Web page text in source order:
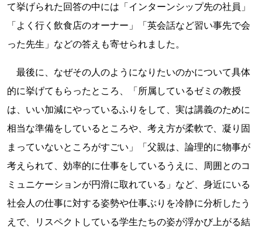
て挙げられた回答の中には「インターンシップ先の社員」
「よく行く飲食店のオーナー」「英会話など習い事先で会
った先生」などの答えも寄せられました。
最後に、なぜその人のようになりたいのかについて具体
的に挙げてもらったところ、「所属しているゼミの教授
は、いい加減にやっているふりをして、実は講義のために
相当な準備をしているところや、考え方が柔軟で、凝り固
まっていないところがすごい」「父親は、論理的に物事が
考えられて、効率的に仕事をしているうえに、周囲とのコ
ミュニケーションが円滑に取れている」など、身近にいる
社会人の仕事に対する姿勢や仕事ぶりを冷静に分析したう
えで、リスペクトしている学生たちの姿が浮かび上がる結